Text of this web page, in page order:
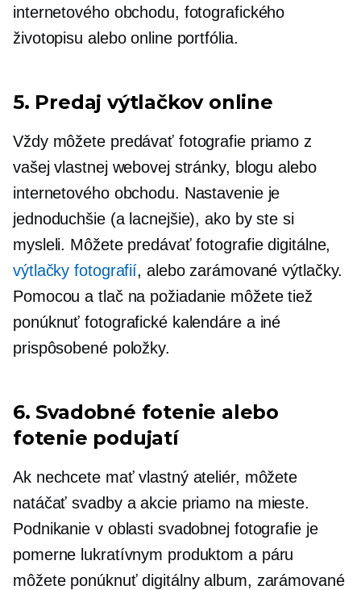
internetového obchodu, fotografického
životopisu alebo online portfólia.
5. Predaj výtlačkov online
Vždy môžete predávať fotografie priamo z
vašej vlastnej webovej stránky, blogu alebo
internetového obchodu. Nastavenie je
jednoduchšie (a lacnejšie), ako by ste si
mysleli. Môžete predávať fotografie digitálne,
výtlačky fotografií, alebo zarámované výtlačky.
Pomocou atlač na požiadanie môžete tiež
ponúknuť fotografické kalendáre a iné
prispôsobené položky.
6. Svadobné fotenie alebo
fotenie podujatí
Ak nechcete mať vlastný ateliér, môžete
natáčať svadby a akcie priamo na mieste.
Podnikanie v oblasti svadobnej fotografie je
pomerne lukratívnym produktom a páru
môžete ponúknuť digitálny album, zarámované